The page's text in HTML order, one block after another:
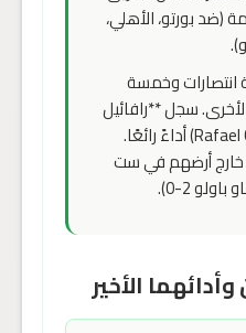
(ضد بورتو، الأهلي،
انتصارات وخمسة
سجل **رافائيل
جوانايس** (Rafael Guanaes) أداءً رائعًا.
أرضهم في ست
2-0).
الأخير